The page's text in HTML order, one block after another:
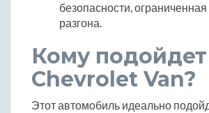
безопасности,
разгона.
Кому подойдет
Chevrolet Van?
Этот автомобиль идеально